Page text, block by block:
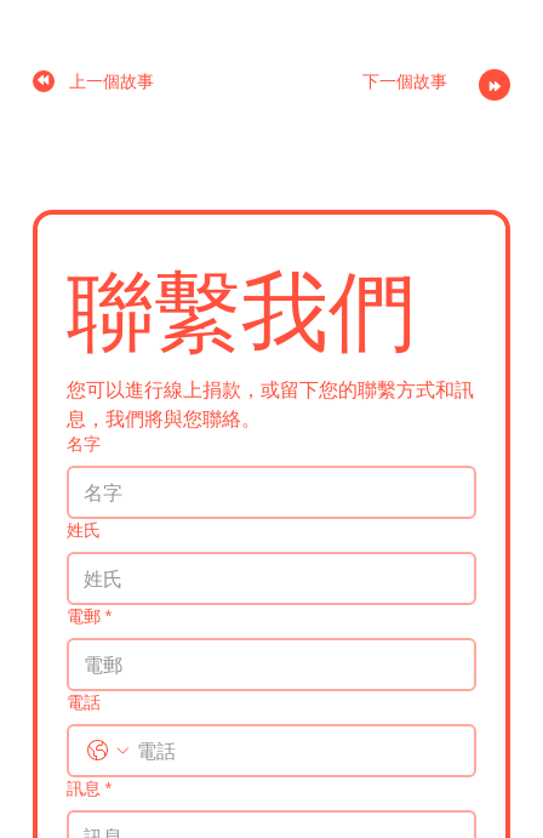
上一個故事 下一個故事
聯繫我們
您可以進行線上捐款，或留下您的聯繫方式和訊
息，我們將與您聯絡。
名字
姓氏
電郵 *
電話
訊息 *